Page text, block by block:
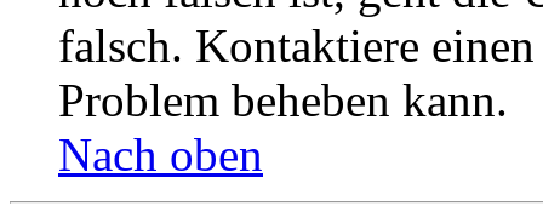
falsch. Kontaktiere
Problem beheben kann.
Nach oben